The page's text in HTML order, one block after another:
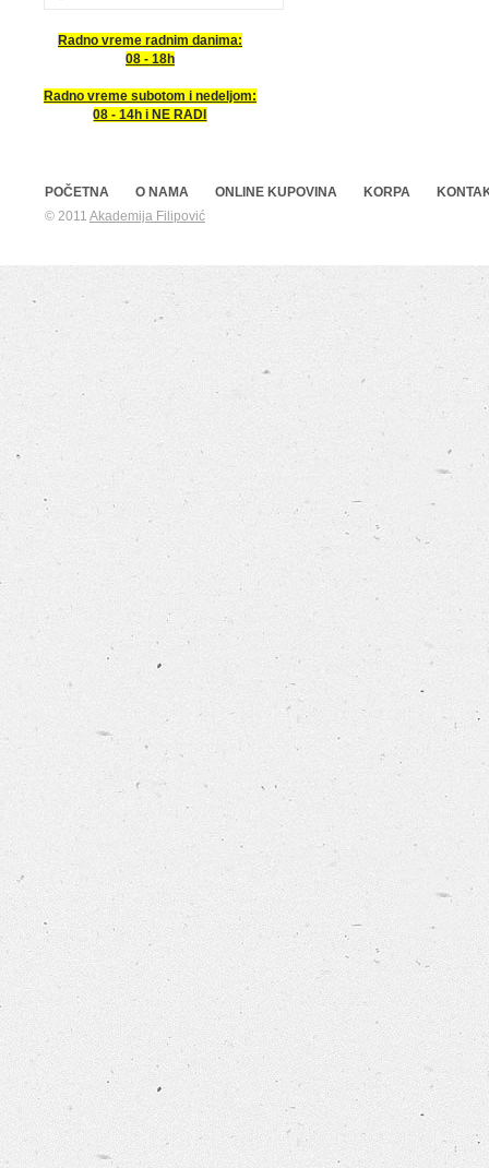
Radno vreme radnim danima:
08 - 18h
Radno vreme subotom i nedeljom:
08 - 14h i NE RADI
POČETNA O NAMA ONLINE KUPOVINA KORPA
© 2011 Akademija Filipović